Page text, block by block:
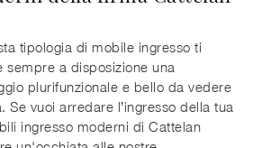
tipologia di mobile ingresso ti
sempre a disposizione una
plurifunzionale e bello da vedere
Se vuoi arredare l’ingresso della tua
ingresso moderni di Cattelan